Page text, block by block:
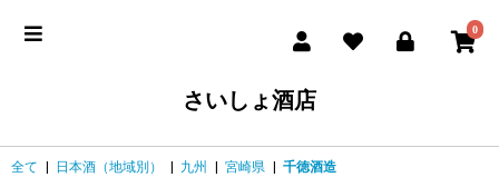
0
さいしょ酒店
全て 日本酒（地域別） 九州 宮崎県 千徳酒造